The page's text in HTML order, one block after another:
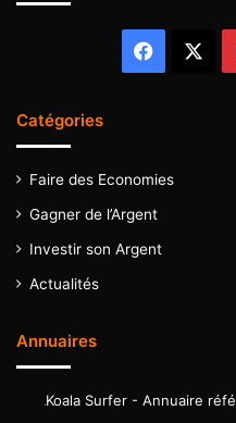
Catégories
Faire des Economies
Gagner de l’Argent
Investir son Argent
Actualités
Annuaires
Koala Surfer - Annuaire